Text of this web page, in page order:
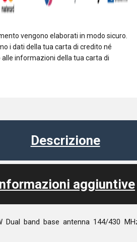
vengono elaborati in modo sicuro.
i dati della tua carta di credito né
informazioni della tua carta di
Descrizione
aggiuntive
Dual band base antenna 144/430